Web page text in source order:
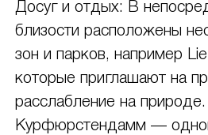
Досуг и отдых: В
близости расположены
зон и парков, например
которые приглашают на
расслабление на
Курфюрстендамм —